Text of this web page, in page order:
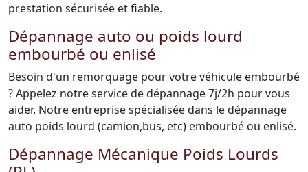
prestation sécurisée et fiable.
Dépannage auto ou poids lourd
embourbé ou enlisé
Besoin d'un remorquage pour votre véhicule embourbé
? Appelez notre service de dépannage 7j/2h pour vous
aider. Notre entreprise spécialisée dans le dépannage
auto poids lourd (camion,bus, etc) embourbé ou enlisé.
Dépannage Mécanique Poids Lourds